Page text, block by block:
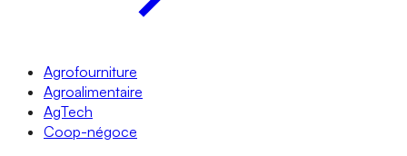
Agrofourniture
Agroalimentaire
AgTech
Coop-négoce